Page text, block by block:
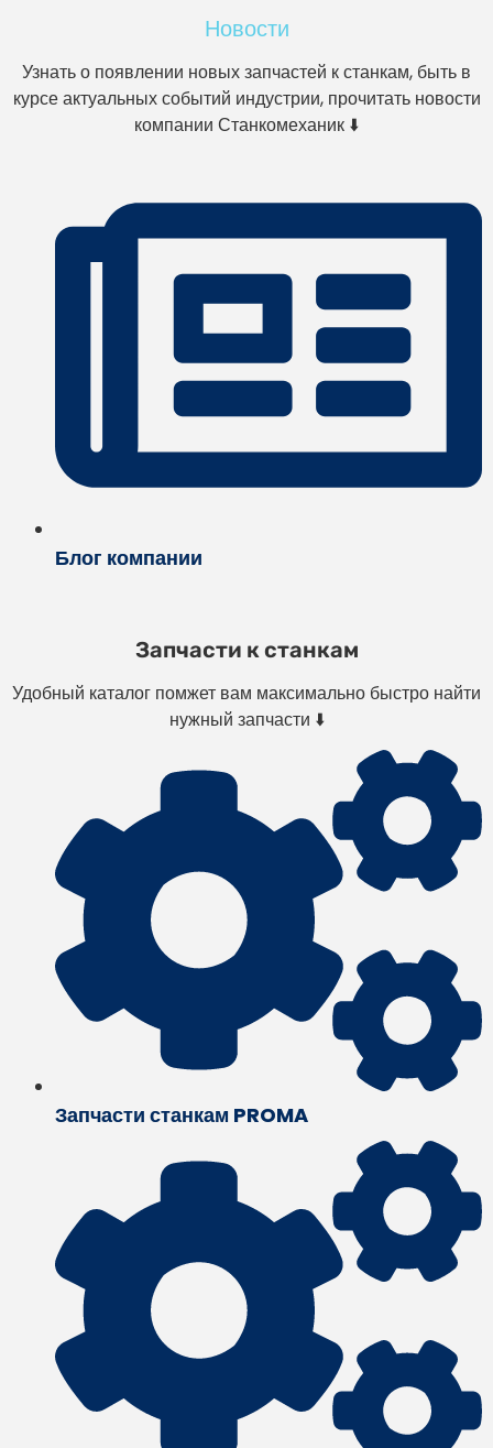
Новости
Узнать о появлении новых запчастей к станкам, быть в
курсе актуальных событий индустрии, прочитать новости
компании Станкомеханик ⬇️
Блог компании
Запчасти к станкам
Удобный каталог помжет вам максимально быстро найти
нужный запчасти ⬇️
Запчасти станкам PROMA